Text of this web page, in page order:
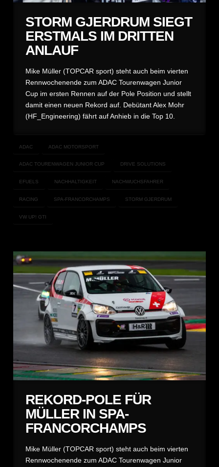
STORM GJERDRUM SIEGT
ERSTMALS IM DRITTEN
ANLAUF
Mike Müller (TOPCAR sport) steht auch beim vierten
Rennwochenende zum ADAC Tourenwagen Junior
Cup im ersten Rennen auf der Pole Position und stellt
damit einen neuen Rekord auf. Debütant Alex Mohr
(HF_Engineering) fährt auf Anhieb in die Top 10.
ADAC ADAC MOTORSPORT
ADAC TOURENWAGEN JUNIOR CUP DRIVE SOLUTIONS
EFUELS NACHHALTIGKEIT NACHWUCHSFAHRER
RACING SPA-FRANCORCHAMPS STORM GJERDRUM
VW UP! GTI
REKORD-POLE FÜR
MÜLLER IN SPA-
FRANCORCHAMPS
Mike Müller (TOPCAR sport) steht auch beim vierten
Rennwochenende zum ADAC Tourenwagen Junior